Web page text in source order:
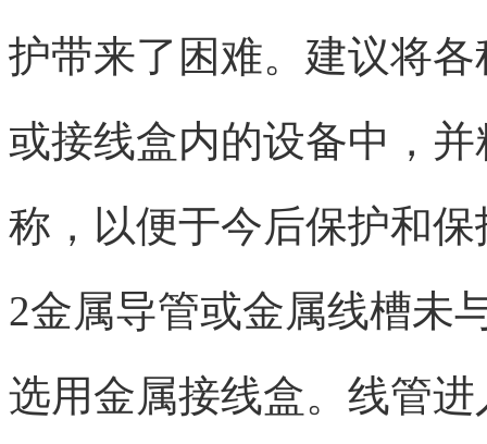
护带来了困难。建议将
或接线盒内的设备中，
称，以便于今后保护和
2金属导管或金属线槽未
选用金属接线盒。线管